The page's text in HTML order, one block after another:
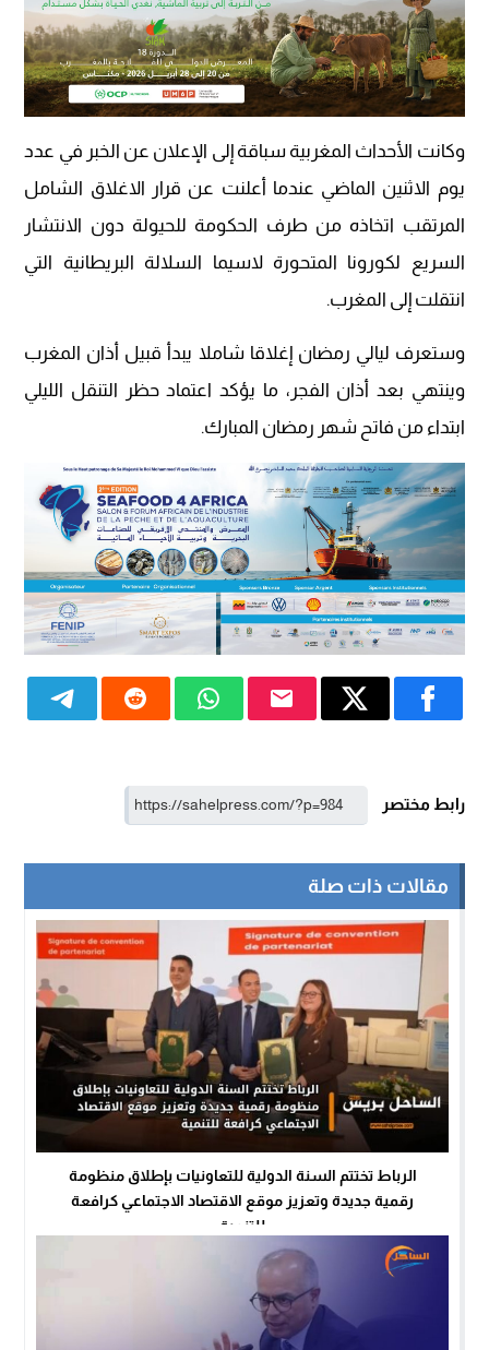
وكانت الأحداث المغربية سباقة إلى الإعلان عن الخبر في عدد
يوم الاثنين الماضي عندما أعلنت عن قرار الاغلاق الشامل
المرتقب اتخاذه من طرف الحكومة للحيولة دون الانتشار
السريع لكورونا المتحورة لاسيما السلالة البريطانية التي
انتقلت إلى المغرب.
وستعرف ليالي رمضان إغلاقا شاملا يبدأ قبيل أذان المغرب
وينتهي بعد أذان الفجر، ما يؤكد اعتماد حظر التنقل الليلي
ابتداء من فاتح شهر رمضان المبارك.
رابط مختصر
مقالات ذات صلة
الرباط تختتم السنة الدولية للتعاونيات بإطلاق منظومة
رقمية جديدة وتعزيز موقع الاقتصاد الاجتماعي كرافعة
للتنمية